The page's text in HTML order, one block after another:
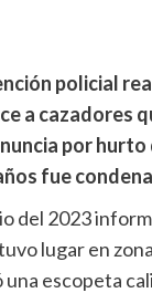
policial
a cazadores
por hurto
fue
del 2023
lugar en
escopeta